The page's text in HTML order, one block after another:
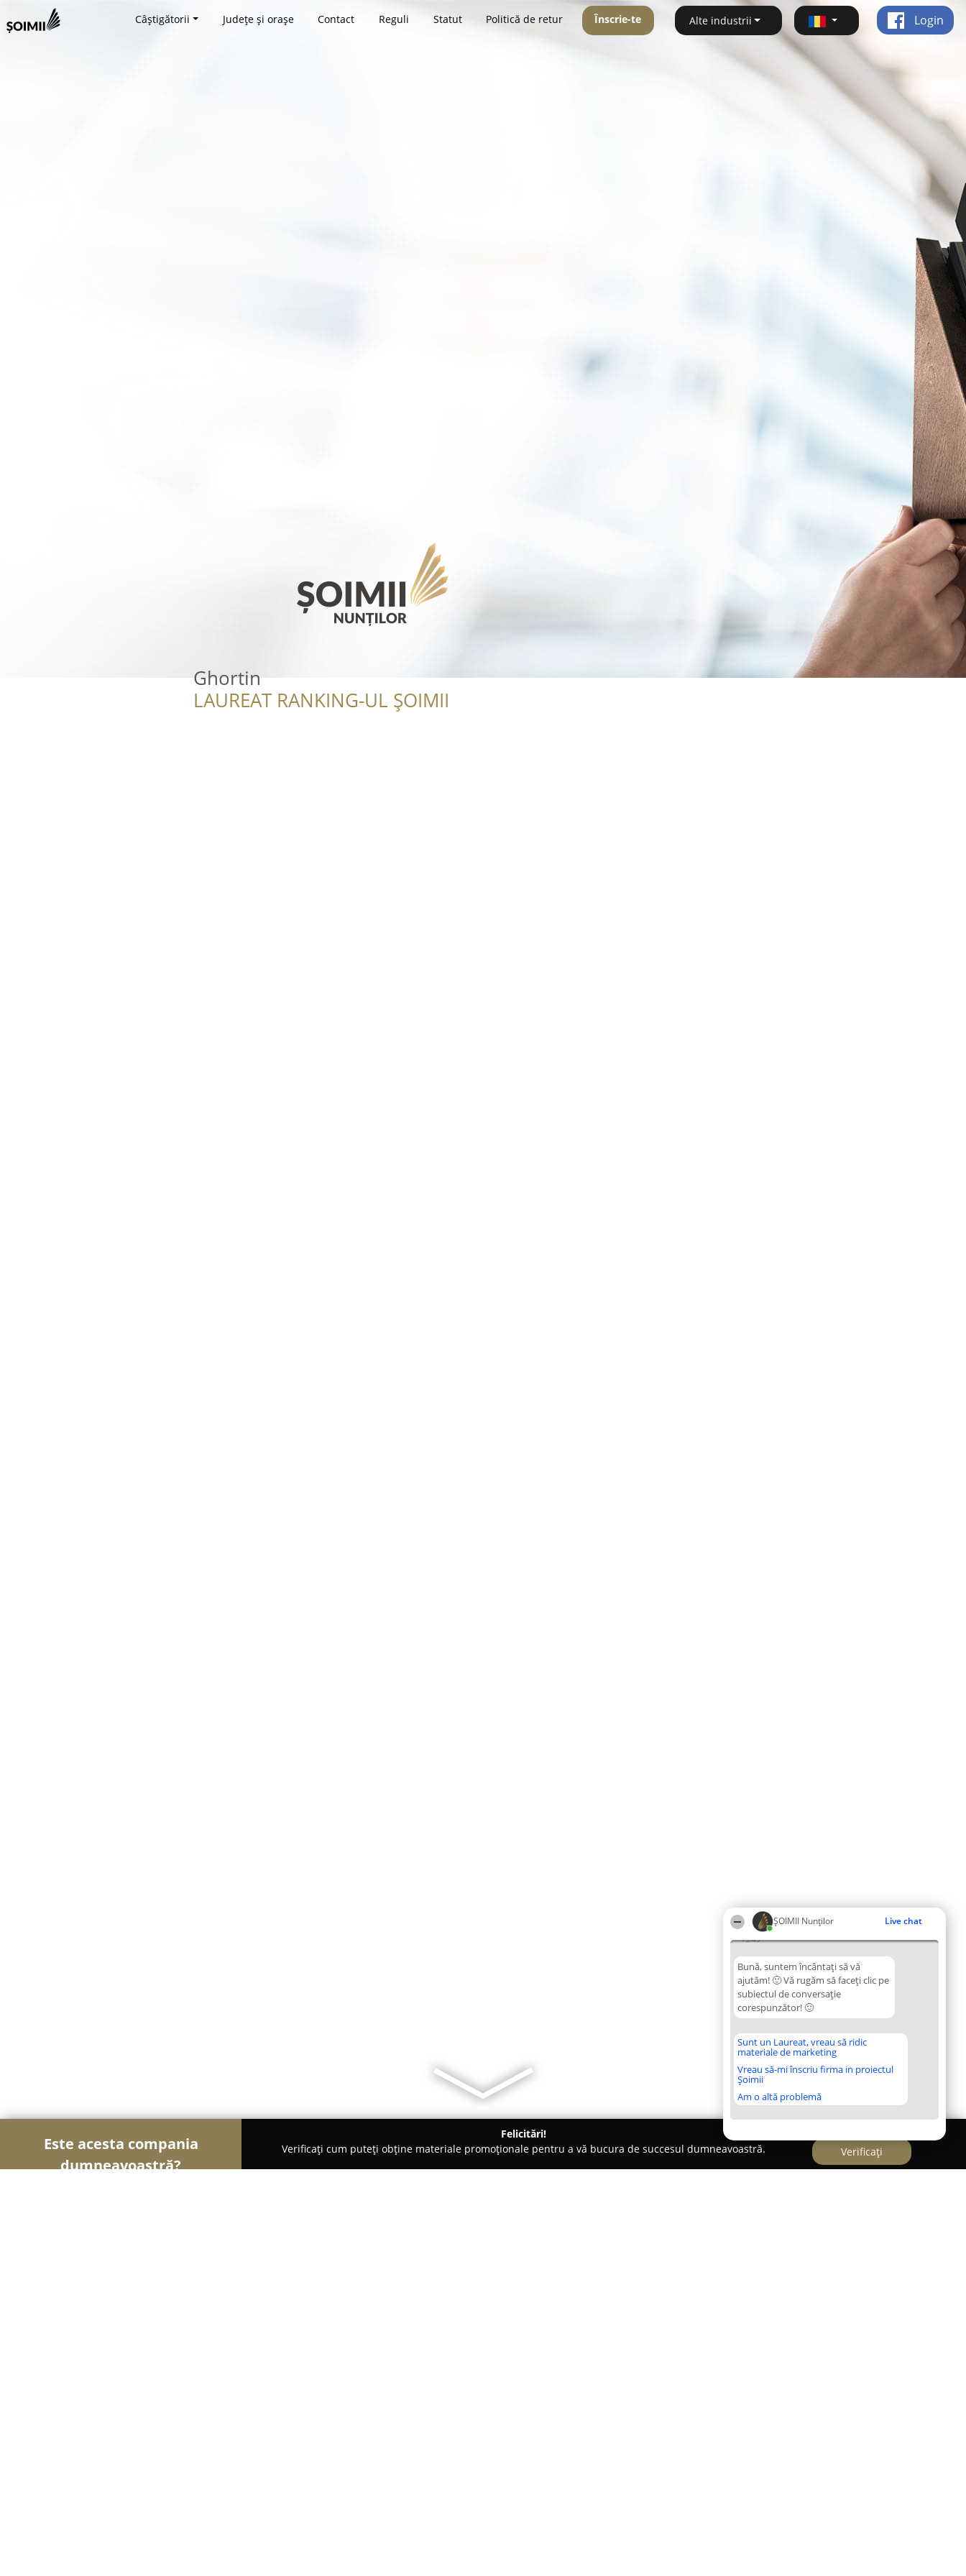
ȘOIMII Nunților Live chat
13:49
Bună, suntem încântați să vă
ajutăm! 🙂 Vă rugăm să faceți clic pe
subiectul de conversație
corespunzător! 🙂
Sunt un Laureat, vreau să ridic
materiale de marketing
Vreau să-mi înscriu firma in proiectul
Șoimii
Am o altă problemă
Câștigătorii Județe și orașe Contact Reguli Statut Politică de retur Înscrie-te Alte industrii Login
Ghortin
LAUREAT RANKING-UL ȘOIMII
Este acesta compania
dumneavoastră?
Felicitări!
Verificați cum puteți obține materiale promoționale pentru a vă bucura de succesul dumneavoastră.
Verificați